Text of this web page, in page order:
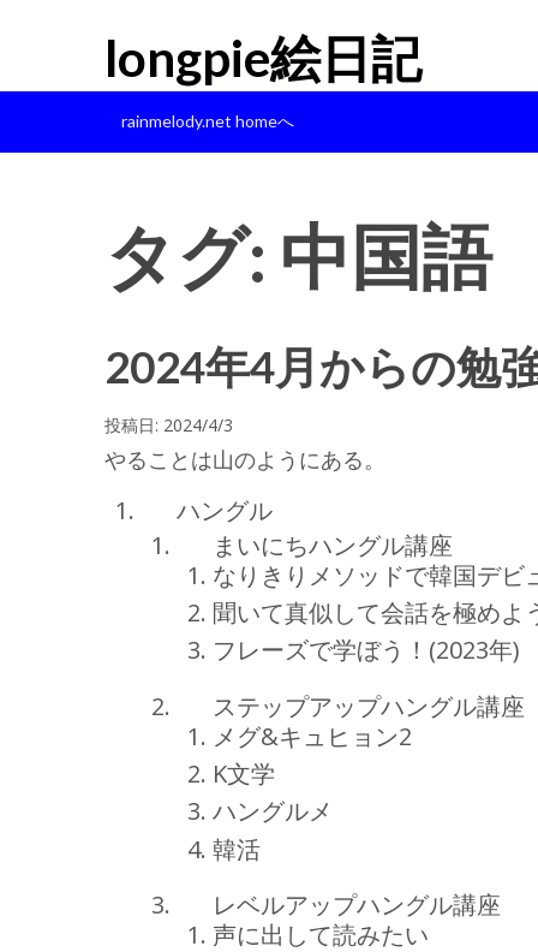
longpie絵日記
rainmelody.net homeへ
タグ: 中国語
2024年4月からの勉
投稿日: 2024/4/3
やることは山のようにある。
ハングル
まいにちハングル講座
なりきりメソッドで韓国デビ
聞いて真似して会話を極めよ
フレーズで学ぼう！(2023年)
ステップアップハングル講座
メグ&キュヒョン2
K文学
ハングルメ
韓活
レベルアップハングル講座
声に出して読みたい